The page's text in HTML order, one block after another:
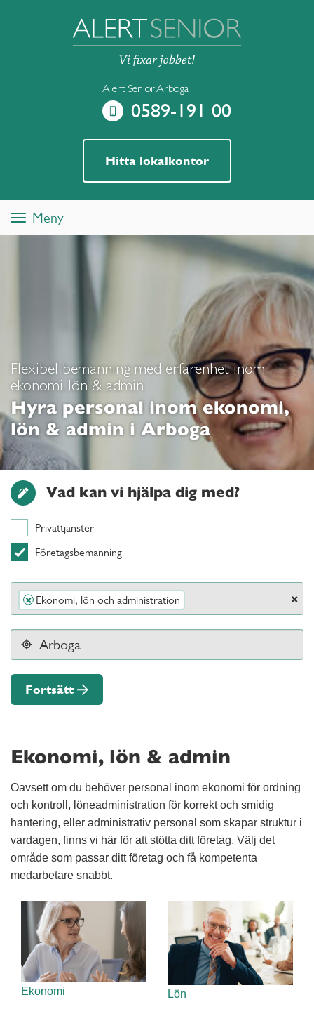
Alert Senior Arboga
0589-191 00
Hitta lokalkontor
ToggleMeny
Flexibel bemanning med erfarenhet inom
ekonomi, lön & admin
Hyra personal inom ekonomi,
lön & admin i Arboga
Vad kan vi hjälpa dig med?
Privattjänster
Företagsbemanning
×
× Ekonomi, lön och administration
Fortsätt
Ekonomi, lön & admin
Oavsett om du behöver personal inom ekonomi för ordning
och kontroll, löneadministration för korrekt och smidig
hantering, eller administrativ personal som skapar struktur i
vardagen, finns vi här för att stötta ditt företag. Välj det
område som passar ditt företag och få kompetenta
medarbetare snabbt.
Ekonomi Lön